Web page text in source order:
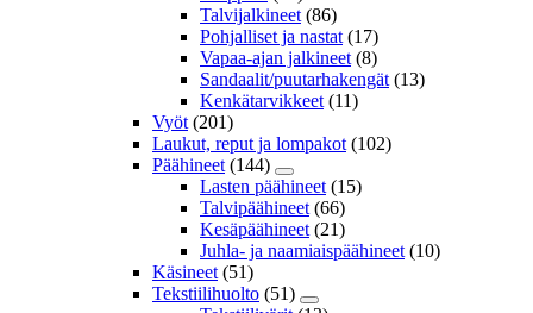
Talvijalkineet (86)
Pohjalliset ja nastat (17)
Vapaa-ajan jalkineet (8)
Sandaalit/puutarhakengät (13)
Kenkätarvikkeet (11)
Vyöt (201)
Laukut, reput ja lompakot (102)
Päähineet (144)
Lasten päähineet (15)
Talvipäähineet (66)
Kesäpäähineet (21)
Juhla- ja naamiaispäähineet (10)
Käsineet (51)
Tekstiilihuolto (51)